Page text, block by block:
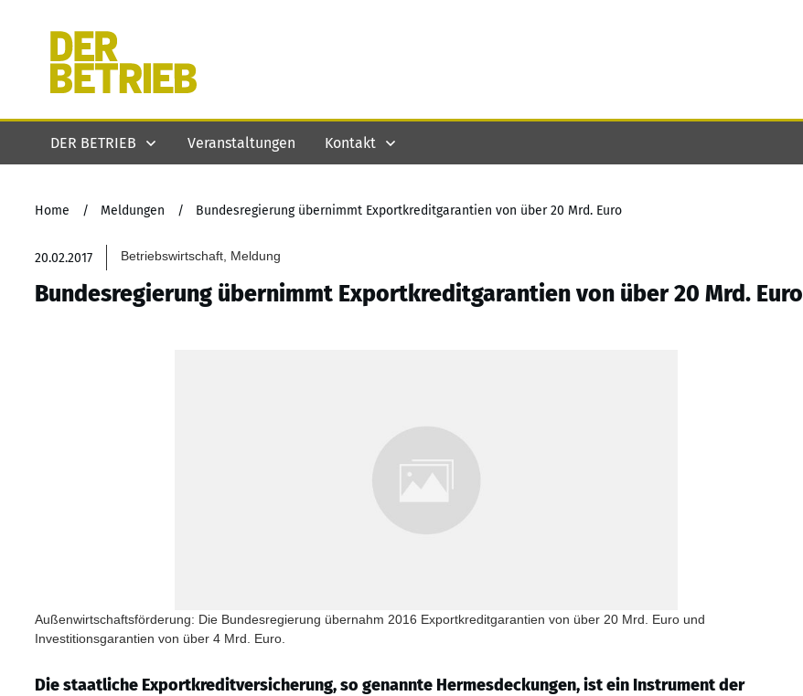
DER BETRIEB Veranstaltungen Kontakt
Home / Meldungen / Bundesregierung übernimmt Exportkreditgarantien von über 20 Mrd. Euro
20.02.2017 Betriebswirtschaft, Meldung
Bundesregierung übernimmt Exportkreditgarantien von über 20 Mrd. Euro
Außenwirtschaftsförderung: Die Bundesregierung übernahm 2016 Exportkreditgarantien von über 20 Mrd. Euro und
Investitionsgarantien von über 4 Mrd. Euro.
Die staatliche Exportkreditversicherung, so genannte Hermesdeckungen, ist ein Instrument der